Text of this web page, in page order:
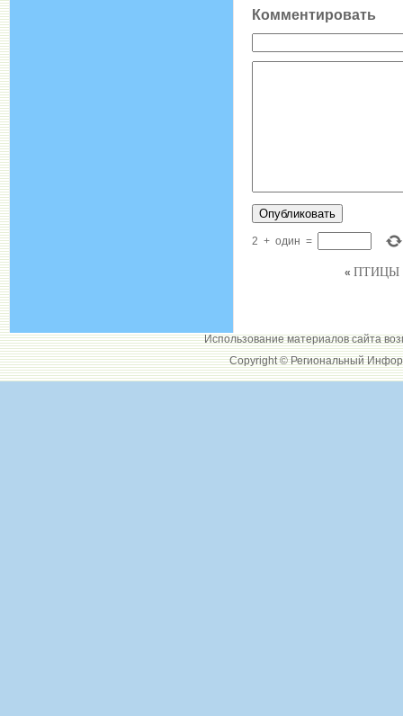
Комментировать
2 + один =
« ПТИЦЫ
Использование материалов сайта
Copyright © Региональный